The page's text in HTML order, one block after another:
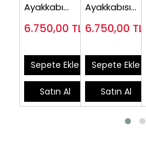
Ayakkabı
6.750,00 TL
Sepete Ekle
Satın Al
Ayakkabısı
6.750,00 TL
Sepete Ekle
Satın Al